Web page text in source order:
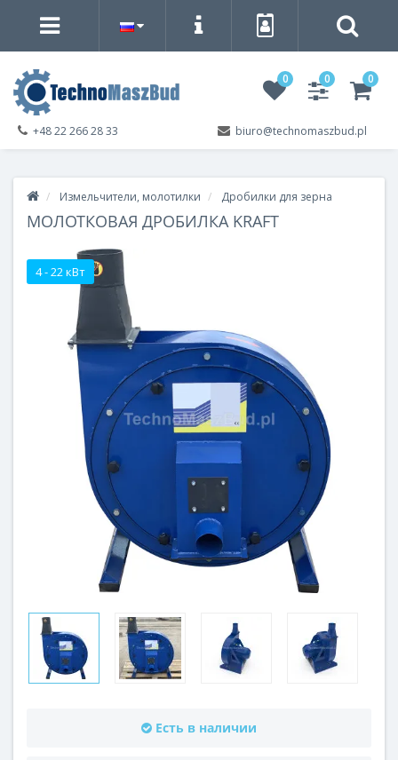
0 0 0
biuro@technomaszbud.pl
+48 22 266 28 33
Измельчители, молотилки Дробилки для зерна
МОЛОТКОВАЯ ДРОБИЛКА KRAFT
4 - 22 кВт
Есть в наличии